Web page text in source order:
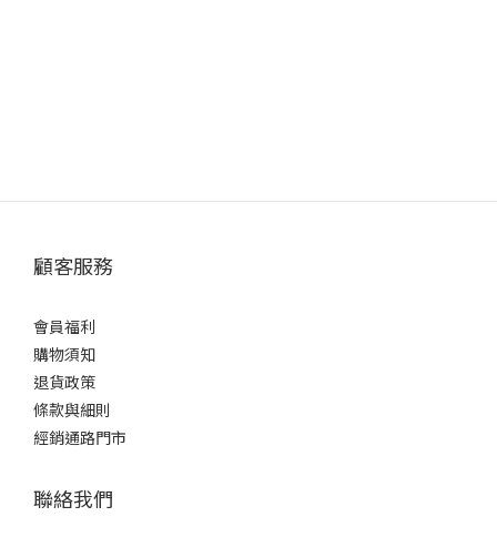
顧客服務
會員福利
購物須知
退貨政策
條款與細則
經銷通路門市
聯絡我們